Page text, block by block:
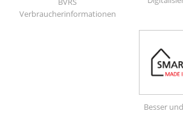
Verbraucherinformationen
Besser